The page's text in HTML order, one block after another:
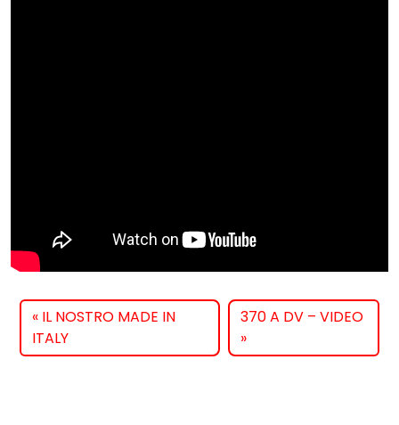
IL NOSTRO MADE IN
ITALY
370 A DV – VIDEO